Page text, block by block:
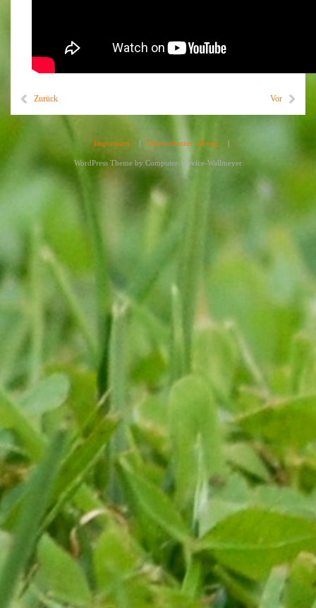
Zurück Vor
Impressum | Datenschutzerklärung |
WordPress Theme by Computer-Service-Wallmeyer